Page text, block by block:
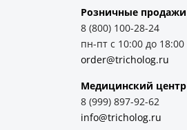
Розничные продажи
8 (800) 100-28-24
пн-пт с 10:00 до 18:00
order@tricholog.ru
Медицинский центр
8 (999) 897-92-62
info@tricholog.ru